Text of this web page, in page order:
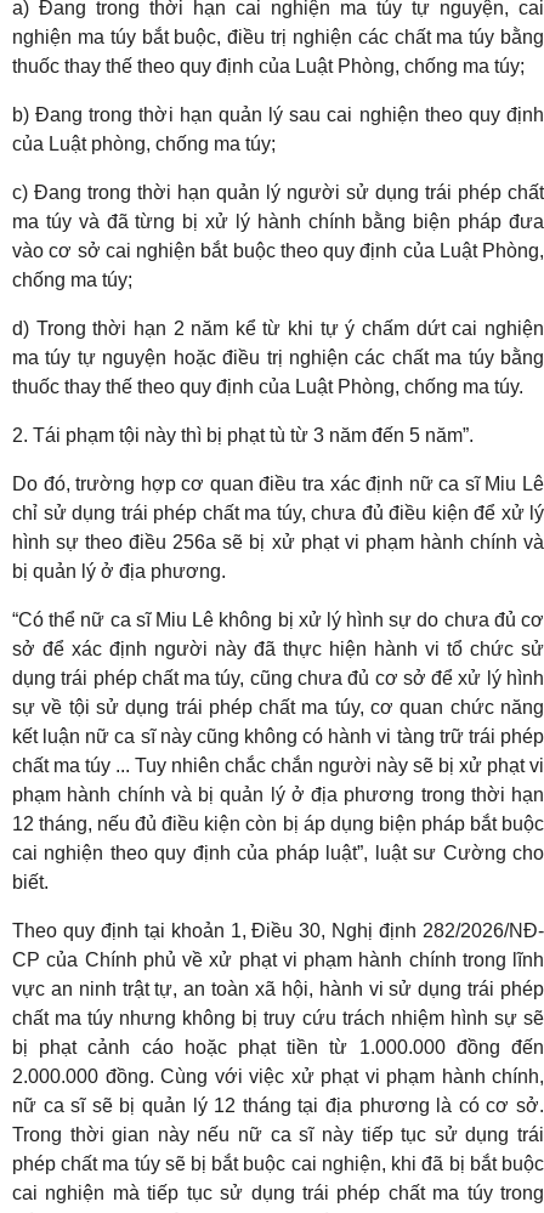
a) Đang trong thời hạn cai nghiện ma túy tự nguyện, cai
nghiện ma túy bắt buộc, điều trị nghiện các chất ma túy bằng
thuốc thay thế theo quy định của Luật Phòng, chống ma túy;
b) Đang trong thời hạn quản lý sau cai nghiện theo quy định
của Luật phòng, chống ma túy;
c) Đang trong thời hạn quản lý người sử dụng trái phép chất
ma túy và đã từng bị xử lý hành chính bằng biện pháp đưa
vào cơ sở cai nghiện bắt buộc theo quy định của Luật Phòng,
chống ma túy;
d) Trong thời hạn 2 năm kể từ khi tự ý chấm dứt cai nghiện
ma túy tự nguyện hoặc điều trị nghiện các chất ma túy bằng
thuốc thay thế theo quy định của Luật Phòng, chống ma túy.
2. Tái phạm tội này thì bị phạt tù từ 3 năm đến 5 năm”.
Do đó, trường hợp cơ quan điều tra xác định nữ ca sĩ Miu Lê
chỉ sử dụng trái phép chất ma túy, chưa đủ điều kiện để xử lý
hình sự theo điều 256a sẽ bị xử phạt vi phạm hành chính và
bị quản lý ở địa phương.
“Có thể nữ ca sĩ Miu Lê không bị xử lý hình sự do chưa đủ cơ
sở để xác định người này đã thực hiện hành vi tổ chức sử
dụng trái phép chất ma túy, cũng chưa đủ cơ sở để xử lý hình
sự về tội sử dụng trái phép chất ma túy, cơ quan chức năng
kết luận nữ ca sĩ này cũng không có hành vi tàng trữ trái phép
chất ma túy ... Tuy nhiên chắc chắn người này sẽ bị xử phạt vi
phạm hành chính và bị quản lý ở địa phương trong thời hạn
12 tháng, nếu đủ điều kiện còn bị áp dụng biện pháp bắt buộc
cai nghiện theo quy định của pháp luật”, luật sư Cường cho
biết.
Theo quy định tại khoản 1, Điều 30, Nghị định 282/2026/NĐ-
CP của Chính phủ về xử phạt vi phạm hành chính trong lĩnh
vực an ninh trật tự, an toàn xã hội, hành vi sử dụng trái phép
chất ma túy nhưng không bị truy cứu trách nhiệm hình sự sẽ
bị phạt cảnh cáo hoặc phạt tiền từ 1.000.000 đồng đến
2.000.000 đồng. Cùng với việc xử phạt vi phạm hành chính,
nữ ca sĩ sẽ bị quản lý 12 tháng tại địa phương là có cơ sở.
Trong thời gian này nếu nữ ca sĩ này tiếp tục sử dụng trái
phép chất ma túy sẽ bị bắt buộc cai nghiện, khi đã bị bắt buộc
cai nghiện mà tiếp tục sử dụng trái phép chất ma túy trong